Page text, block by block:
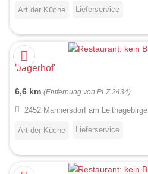
Art der Küche Lieferservice
'Jägerhof'
6,6 km (Entfernung von PLZ 2434)
2452 Mannersdorf am
Art der Küche Lieferservice